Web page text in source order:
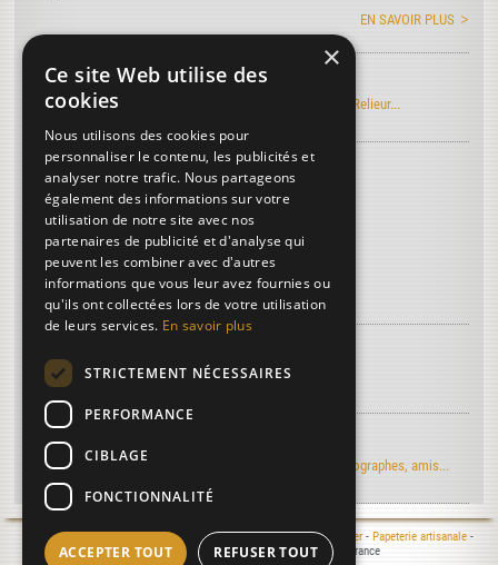
EN SAVOIR PLUS
Manuel Roret du Relieur
Découvrez l'édition électronique du manuel Roret du Relieur...
Découvrez le vocabulaire de la reliure ...
Nerfs
Bosses
Plus de termes...
Article de Art & Métiers du Livre
Regards d'artistes...
Le moulin du Verger vu par les artistes-peintres, photographes, amis...
Mentions légales- © 2000-2026 Le Moulin du Verger -Moulin à papier- Papeterie artisanale-
Atelier de reliure - 16400 Puymoyen - Charente - France
×
Ce site Web utilise des
cookies
Nous utilisons des cookies pour
personnaliser le contenu, les publicités et
analyser notre trafic. Nous partageons
également des informations sur votre
utilisation de notre site avec nos
partenaires de publicité et d'analyse qui
peuvent les combiner avec d'autres
informations que vous leur avez fournies ou
qu'ils ont collectées lors de votre utilisation
de leurs services. En savoir plus
STRICTEMENT NÉCESSAIRES
PERFORMANCE
CIBLAGE
FONCTIONNALITÉ
ACCEPTER TOUT REFUSER TOUT